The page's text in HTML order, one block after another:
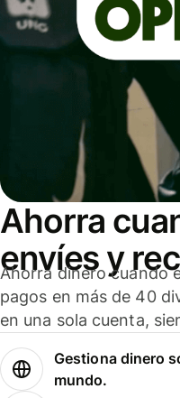
Ahorra
envíes y
Ahorra dinero cuando
pagos en más de 40
en una sola cuenta,
Gestiona dinero
mundo.